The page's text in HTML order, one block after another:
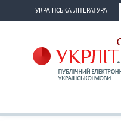
УКРАЇНСЬКА ЛІТЕРАТУРА